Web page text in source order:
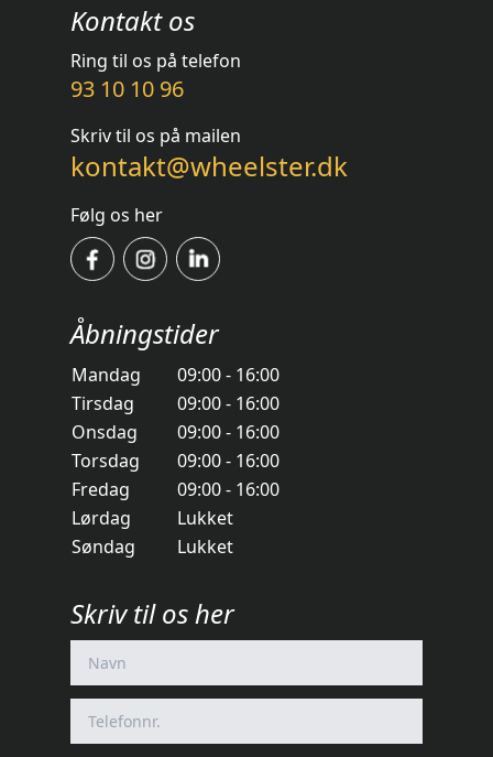
Kontakt os
Ring til os på telefon
93 10 10 96
Skriv til os på mailen
kontakt@wheelster.dk
Følg os her
Åbningstider
Mandag
09:00 - 16:00
Tirsdag
09:00 - 16:00
Onsdag
09:00 - 16:00
Torsdag
09:00 - 16:00
Fredag
09:00 - 16:00
Lørdag
Lukket
Søndag
Lukket
Skriv til os her